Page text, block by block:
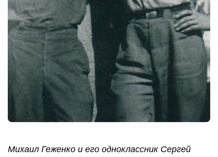
Михаил Геженко и его одноклассник Сергей